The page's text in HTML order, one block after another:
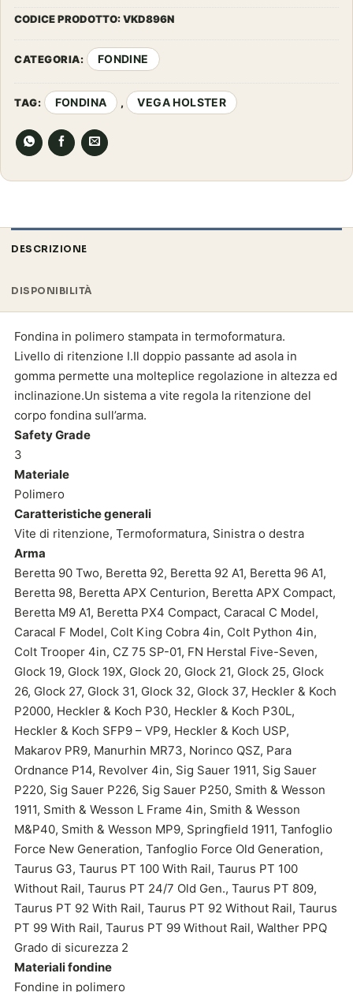
CODICE PRODOTTO:VKD896N
CATEGORIA: FONDINE
TAG: FONDINA , VEGA HOLSTER
DESCRIZIONE
DISPONIBILITÀ
Fondina in polimero stampata in termoformatura.
Livello di ritenzione I.Il doppio passante ad asola in
gomma permette una molteplice regolazione in altezza ed
inclinazione.Un sistema a vite regola la ritenzione del
corpo fondina sull’arma.
Safety Grade
3
Materiale
Polimero
Caratteristiche generali
Vite di ritenzione, Termoformatura, Sinistra o destra
Arma
Beretta 90 Two, Beretta 92, Beretta 92 A1, Beretta 96 A1,
Beretta 98, Beretta APX Centurion, Beretta APX Compact,
Beretta M9 A1, Beretta PX4 Compact, Caracal C Model,
Caracal F Model, Colt King Cobra 4in, Colt Python 4in,
Colt Trooper 4in, CZ 75 SP-01, FN Herstal Five-Seven,
Glock 19, Glock 19X, Glock 20, Glock 21, Glock 25, Glock
26, Glock 27, Glock 31, Glock 32, Glock 37, Heckler & Koch
P2000, Heckler & Koch P30, Heckler & Koch P30L,
Heckler & Koch SFP9 – VP9, Heckler & Koch USP,
Makarov PR9, Manurhin MR73, Norinco QSZ, Para
Ordnance P14, Revolver 4in, Sig Sauer 1911, Sig Sauer
P220, Sig Sauer P226, Sig Sauer P250, Smith & Wesson
1911, Smith & Wesson L Frame 4in, Smith & Wesson
M&P40, Smith & Wesson MP9, Springfield 1911, Tanfoglio
Force New Generation, Tanfoglio Force Old Generation,
Taurus G3, Taurus PT 100 With Rail, Taurus PT 100
Without Rail, Taurus PT 24/7 Old Gen., Taurus PT 809,
Taurus PT 92 With Rail, Taurus PT 92 Without Rail, Taurus
PT 99 With Rail, Taurus PT 99 Without Rail, Walther PPQ
Grado di sicurezza 2
Materiali fondine
Fondine in polimero